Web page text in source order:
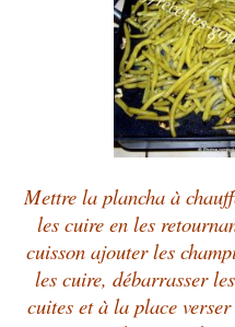
Mettre la plancha à
les cuire en les
cuisson ajouter les
les cuire, débarrasser
cuites et à la place